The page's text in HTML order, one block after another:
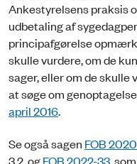
Ankestyrelsens praksis
udbetaling af
principafgørelse
skulle vurdere, om de
sager, eller om de
at søge om
april 2016.
Se også sagen FOB
3.2, ogFOB 2022-33,